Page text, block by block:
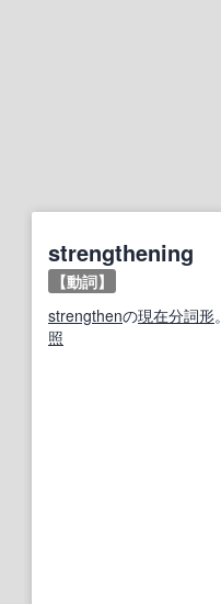
strengthening
【動詞】
strengthenの現在分詞形。
照